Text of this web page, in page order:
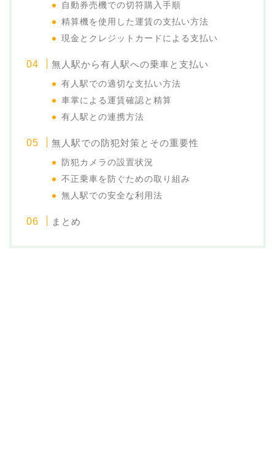
自動券売機での切符購入手順
精算機を使用した運賃の支払い方法
現金とクレジットカードによる支払い
無人駅から有人駅への乗車と支払い
有人駅での適切な支払い方法
車掌による運賃確認と精算
有人駅との連携方法
無人駅での防犯対策とその重要性
防犯カメラの設置状況
不正乗車を防ぐための取り組み
無人駅での安全な利用法
まとめ